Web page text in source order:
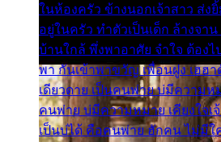
ในห้องครัว ข้างนอกเจ้าสาว ส่ง
อยู่ในครัว ทำตัวเป็นเด็ก ล้างจา
บ้านใกล้ พึ่งพาอาศัย จำใจ ต้องไ
พา กันเข้าพาขวัญ เพื่อนฝูง เฮฮา
เดียวดาย เป็นคนพ่าย บ่มีความหม
คนพ่าย บ่มีความหมาย เคียงใจเจ้
เป็นบ่ได้ คือคนพ่าย ฮักคน ไม่มีใ